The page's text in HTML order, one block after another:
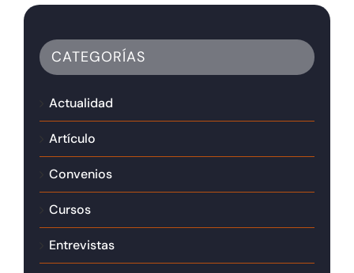
CATEGORÍAS
Actualidad
Artículo
Convenios
Cursos
Entrevistas